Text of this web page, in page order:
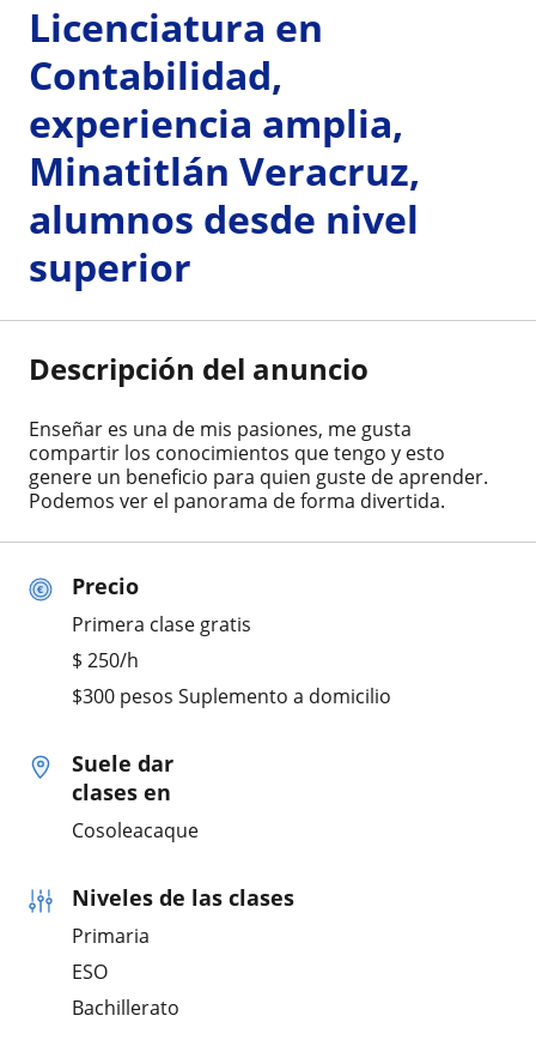
Precio
Primera clase gratis
$ 250/h
$300 pesos Suplemento a domicilio
Suele dar
clases en
Cosoleacaque
Niveles de las clases
Primaria
ESO
Bachillerato
Licenciatura en
Contabilidad,
experiencia amplia,
Minatitlán Veracruz,
alumnos desde nivel
superior
Descripción del anuncio
Enseñar es una de mis pasiones, me gusta
compartir los conocimientos que tengo y esto
genere un beneficio para quien guste de aprender.
Podemos ver el panorama de forma divertida.